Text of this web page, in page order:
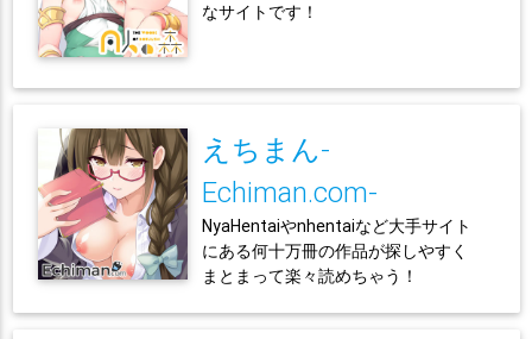
なサイトです！
えちまん-
Echiman.com-
NyaHentaiやnhentaiなど大手サイト
にある何十万冊の作品が探しやすく
まとまって楽々読めちゃう！